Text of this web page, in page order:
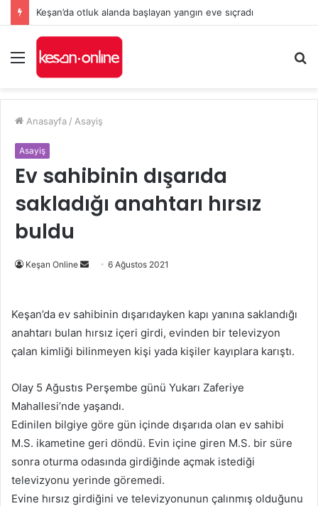
Keşan’da otluk alanda başlayan yangın eve sıçradı
Menü
...
Anasayfa / Asayiş
Asayiş
Ev sahibinin dışarıda
sakladığı anahtarı hırsız
buldu
Keşan Online
Bir
göndermek
6 Ağustos 2021
Keşan’da ev sahibinin dışarıdayken kapı yanına saklandığı
anahtarı bulan hırsız içeri girdi, evinden bir televizyon
çalan kimliği bilinmeyen kişi yada kişiler kayıplara karıştı.
Olay 5 Ağustıs Perşembe günü Yukarı Zaferiye
Mahallesi’nde yaşandı.
Edinilen bilgiye göre gün içinde dışarıda olan ev sahibi
M.S. ikametine geri döndü. Evin içine giren M.S. bir süre
sonra oturma odasında girdiğinde açmak istediği
televizyonu yerinde göremedi.
Evine hırsız girdiğini ve televizyonunun çalınmış olduğunu